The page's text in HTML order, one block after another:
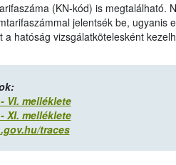
(KN-kód) is megtalálható.
jelentsék be, ugyanis
a hatóság vizsgálatkötelesként
VI. melléklete
XI. melléklete
traces